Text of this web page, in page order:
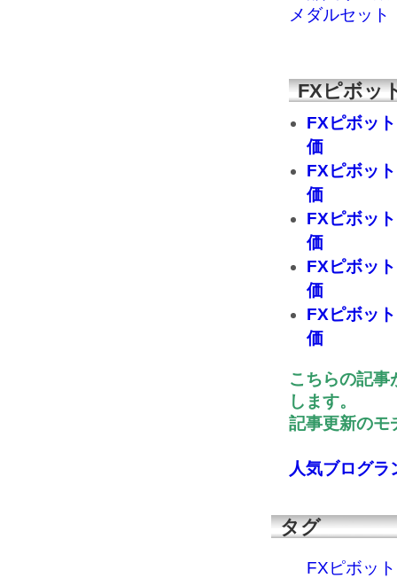
メダルセット
FXピボッ
FXピボッ
価
FXピボッ
価
FXピボッ
価
FXピボッ
価
FXピボッ
価
こちらの記事
します。
記事更新のモ
人気ブログラ
タグ
FXピボッ